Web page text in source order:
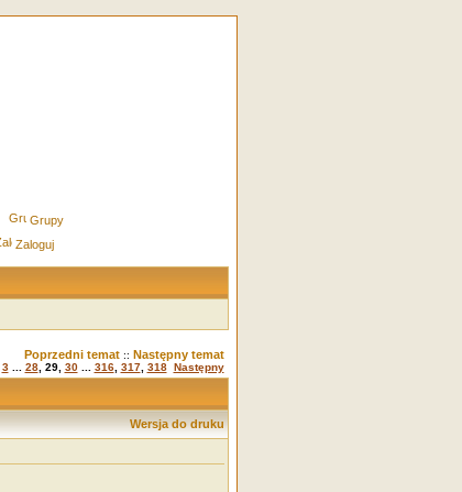
Grupy
Zaloguj
Poprzedni temat:: Następny temat
3... 28, 29, 30... 316, 317, 318 Następny
Wersja do druku